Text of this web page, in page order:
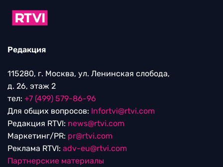
Редакция
115280, г. Москва, ул. Ленинская слобода,
д. 26, этаж 2
тел: +7 (499) 579-86-96
Для общих вопросов: Infortvi@rtvi.com
Редакция RTVI: news@rtvi.com
Маркетинг/PR: pr@rtvi.com
Реклама RTVI: adv-eu@rtvi.com
Партнерские материалы